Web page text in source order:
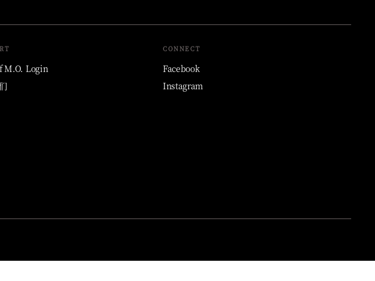
M.O. Login
CONNECT
Facebook
Instagram